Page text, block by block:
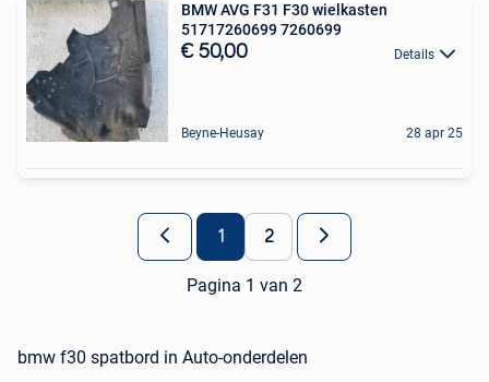
BMW AVG F31 F30 wielkasten
51717260699 7260699
€ 50,00 Details
Beyne-Heusay 28 apr 25
1 2
Pagina 1 van 2
bmw f30 spatbord in Auto-onderdelen